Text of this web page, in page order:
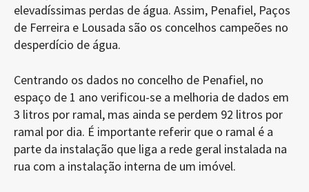
elevadíssimas perdas de água. Assim, Penafiel, Paços
de Ferreira e Lousada são os concelhos campeões no
desperdício de água.
Centrando os dados no concelho de Penafiel, no
espaço de 1 ano verificou-se a melhoria de dados em
3 litros por ramal, mas ainda se perdem 92 litros por
ramal por dia. É importante referir que o ramal é a
parte da instalação que liga a rede geral instalada na
rua com a instalação interna de um imóvel.